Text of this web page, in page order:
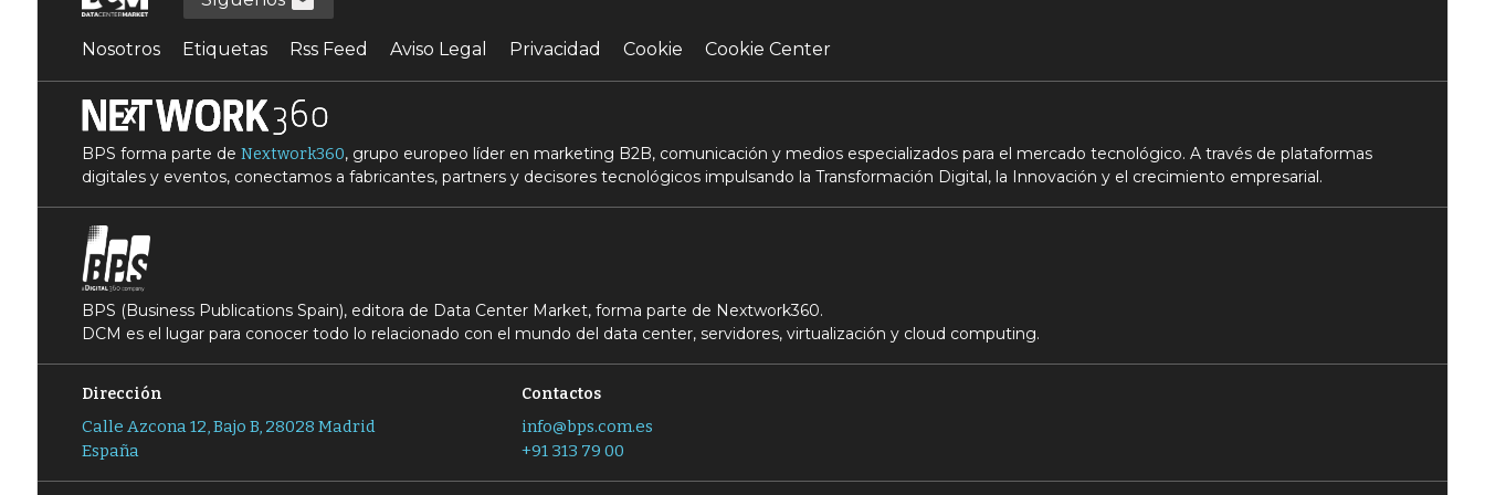
Nosotros Etiquetas Rss Feed Aviso Legal Privacidad Cookie Cookie Center
BPS forma parte de Nextwork360, grupo europeo líder en marketing B2B, comunicación y medios especializados para el mercado tecnológico. A través de plataformas
digitales y eventos, conectamos a fabricantes, partners y decisores tecnológicos impulsando la Transformación Digital, la Innovación y el crecimiento empresarial.
BPS (Business Publications Spain), editora de Data Center Market, forma parte de Nextwork360.
DCM es el lugar para conocer todo lo relacionado con el mundo del data center, servidores, virtualización y cloud computing.
Dirección
Calle Azcona 12, Bajo B, 28028 Madrid
España
Contactos
info@bps.com.es
+91 313 79 00